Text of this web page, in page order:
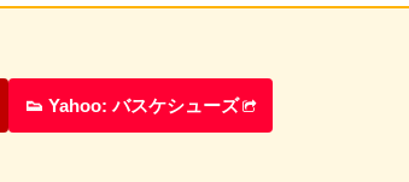
👟 Yahoo: バスケシューズ